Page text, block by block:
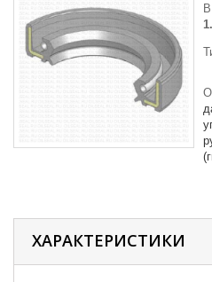
ХАРАКТЕРИСТИКИ